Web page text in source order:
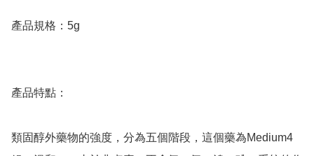
產品規格：5g
產品特點：
類固醇外藥物的強度，分為五個階段，這個藥為Medium4